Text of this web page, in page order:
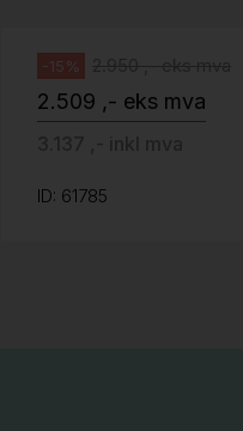
-15%
2.509 ,- eks mva
ID: 61785